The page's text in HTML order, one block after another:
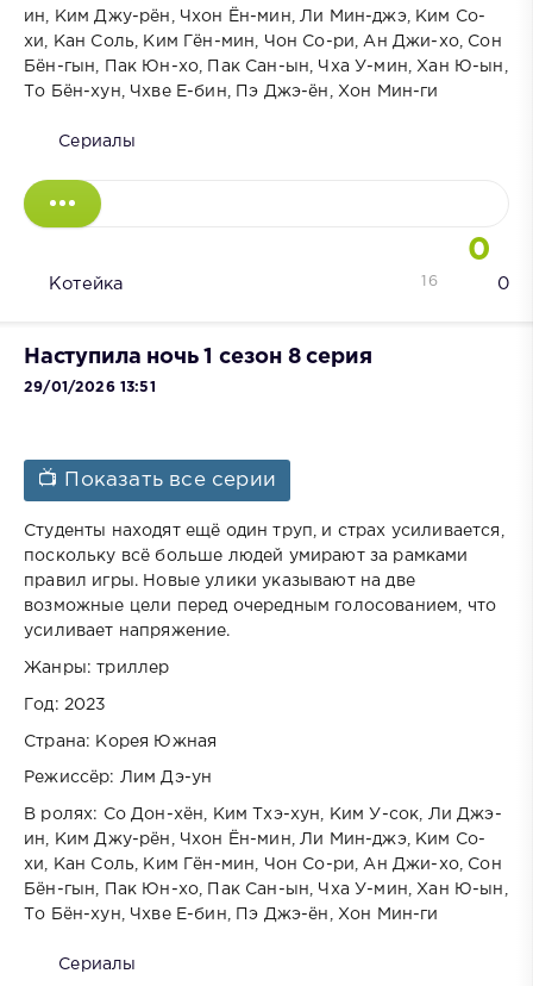
ин, Ким Джу-рён, Чхон Ён-мин, Ли Мин-джэ, Ким Со-
хи, Кан Соль, Ким Гён-мин, Чон Со-ри, Ан Джи-хо, Сон
Бён-гын, Пак Юн-хо, Пак Сан-ын, Чха У-мин, Хан Ю-ын,
То Бён-хун, Чхве Е-бин, Пэ Джэ-ён, Хон Мин-ги
Сериалы
0
Котейка 0
16
Наступила ночь 1 сезон 8 серия
29/01/2026 13:51
📺 Показать все серии
Студенты находят ещё один труп, и страх усиливается,
поскольку всё больше людей умирают за рамками
правил игры. Новые улики указывают на две
возможные цели перед очередным голосованием, что
усиливает напряжение.
Жанры: триллер
Год: 2023
Страна: Корея Южная
Режиссёр: Лим Дэ-ун
В ролях: Со Дон-хён, Ким Тхэ-хун, Ким У-сок, Ли Джэ-
ин, Ким Джу-рён, Чхон Ён-мин, Ли Мин-джэ, Ким Со-
хи, Кан Соль, Ким Гён-мин, Чон Со-ри, Ан Джи-хо, Сон
Бён-гын, Пак Юн-хо, Пак Сан-ын, Чха У-мин, Хан Ю-ын,
То Бён-хун, Чхве Е-бин, Пэ Джэ-ён, Хон Мин-ги
Сериалы